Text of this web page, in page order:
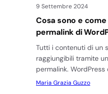
9 Settembre 2024
Cosa sono e
permalink di
Tutti i contenuti di un
raggiungibili tramite
permalink.
quale struttura usare
Maria Grazia Guzzo